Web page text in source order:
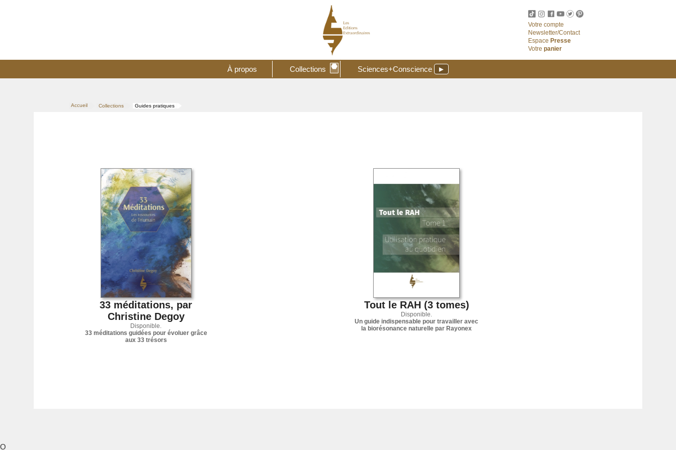
Votre compte
Newsletter/Contact
Espace Presse
Votre panier
À propos Collections ⬣ Sciences+Conscience ►
Accueil Collections Guides pratiques
33 méditations, par
Christine Degoy
Disponible.
33 méditations guidées pour évoluer grâce
aux 33 trésors
Tout le RAH (3 tomes)
Disponible.
Un guide indispensable pour travailler avec
la biorésonance naturelle par Rayonex
O